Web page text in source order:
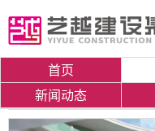
首页
新闻动态